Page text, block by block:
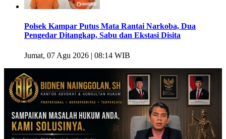
Polsek Kampar Putus Mata Rantai Narkoba, Dua
Pengedar Ditangkap, Sabu dan Ekstasi Disita
Jumat, 07 Agu 2026 | 08:14 WIB